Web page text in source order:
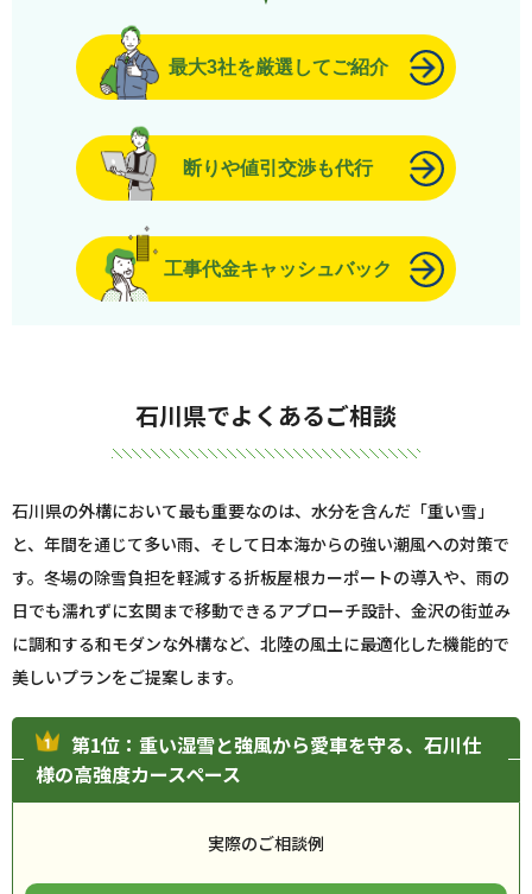
最大3社を厳選してご紹介
断りや値引交渉も代行
工事代金キャッシュバック
石川県でよくあるご相談
石川県の外構において最も重要なのは、水分を含んだ「重い雪」
と、年間を通じて多い雨、そして日本海からの強い潮風への対策で
す。冬場の除雪負担を軽減する折板屋根カーポートの導入や、雨の
日でも濡れずに玄関まで移動できるアプローチ設計、金沢の街並み
に調和する和モダンな外構など、北陸の風土に最適化した機能的で
美しいプランをご提案します。
第1位：重い湿雪と強風から愛車を守る、石川仕
様の高強度カースペース
実際のご相談例